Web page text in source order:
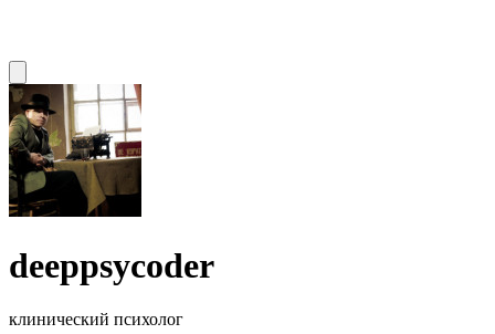
deeppsycoder
клинический психолог